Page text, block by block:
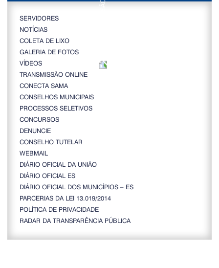
SERVIDORES
NOTÍCIAS
COLETA DE LIXO
GALERIA DE FOTOS
VÍDEOS
TRANSMISSÃO ONLINE
CONECTA SAMA
CONSELHOS MUNICIPAIS
PROCESSOS SELETIVOS
CONCURSOS
DENUNCIE
CONSELHO TUTELAR
WEBMAIL
DIÁRIO OFICIAL DA UNIÃO
DIÁRIO OFICIAL ES
DIÁRIO OFICIAL DOS MUNICÍPIOS – ES
PARCERIAS DA LEI 13.019/2014
POLÍTICA DE PRIVACIDADE
RADAR DA TRANSPARÊNCIA PÚBLICA